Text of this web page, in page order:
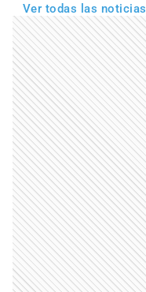
Ver todas las noticias